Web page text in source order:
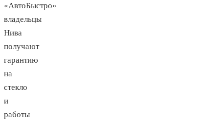
«АвтоБыстро»
владельцы
Нива
получают
гарантию
на
стекло
и
работы